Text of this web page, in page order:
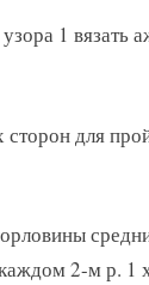
1 вязать
сторон для
2-м р. 1